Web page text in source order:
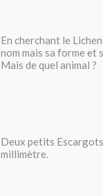
En cherchant le
nom mais sa forme et
Mais de quel animal ?
Deux petits
millimètre.